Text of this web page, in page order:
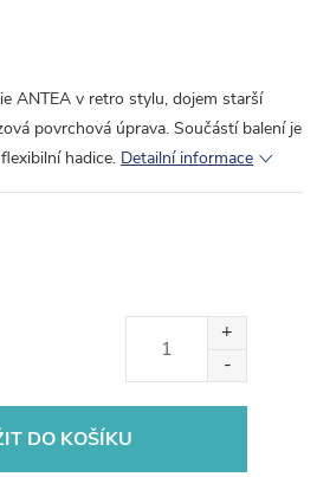
ANTEA v retro stylu, dojem starší
povrchová úprava. Součástí balení je
hadice. Detailní informace
DO KOŠÍKU